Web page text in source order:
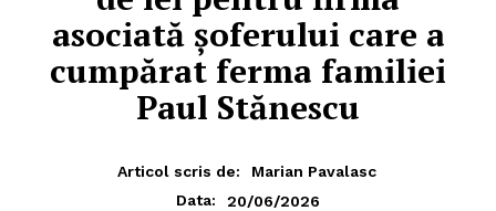
asociată șoferului care a
cumpărat ferma familiei
Paul Stănescu
Articol scris de:
Marian Pavalasc
Data:
20/06/2026